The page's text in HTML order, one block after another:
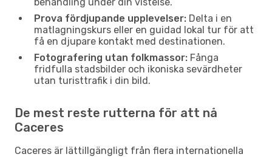
Prova fördjupande upplevelser: Delta i en
matlagningskurs eller en guidad lokal tur för att
få en djupare kontakt med destinationen.
Fotografering utan folkmassor: Fånga
fridfulla stadsbilder och ikoniska sevärdheter
utan turisttrafik i din bild.
De mest reste rutterna för att nå
Caceres
Caceres är lättillgängligt från flera internationella